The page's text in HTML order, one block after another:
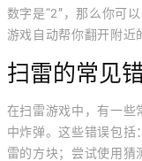
数字是“2”，那么你可
游戏自动帮你翻开附近
扫雷的常见
在扫雷游戏中，有一些
中炸弹。这些错误包括
雷的方块；尝试使用